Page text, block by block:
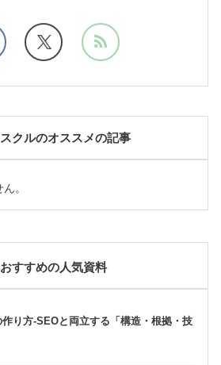
クルのオススメの記事
。
おすすめの人気資料
り方-SEOと両立する「構造・根拠・技